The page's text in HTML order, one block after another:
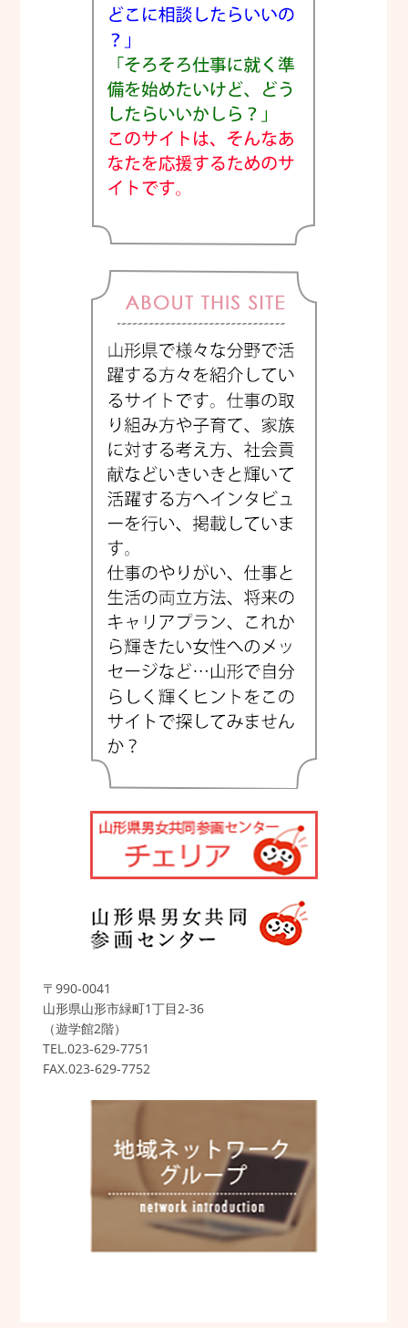
〒990-0041
山形県山形市緑町1丁目2-36
（遊学館2階）
TEL.023-629-7751
FAX.023-629-7752